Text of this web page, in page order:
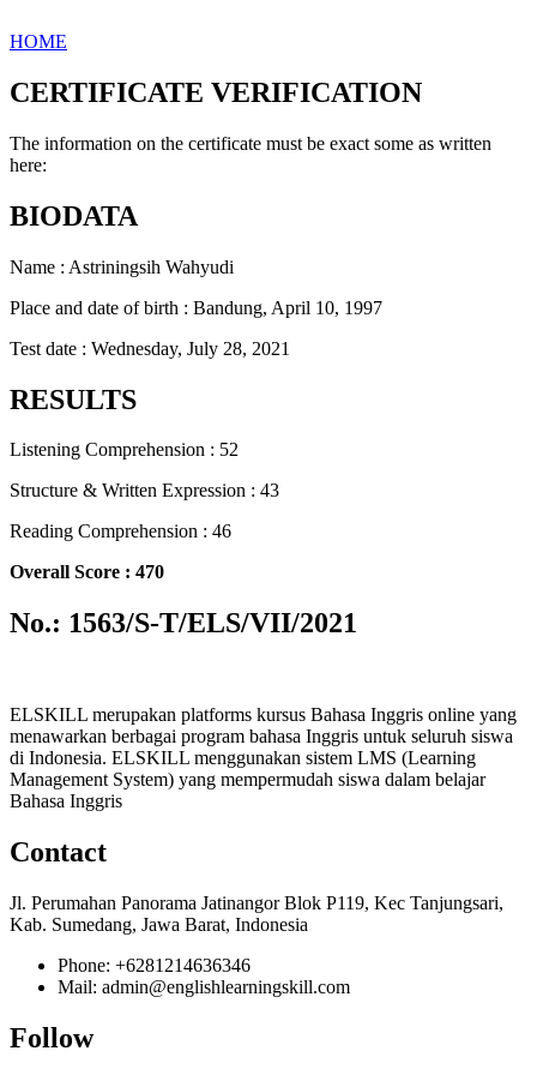
HOME
CERTIFICATE VERIFICATION
The information on the certificate must be exact some as written
here:
BIODATA
Name : Astriningsih Wahyudi
Place and date of birth : Bandung, April 10, 1997
Test date : Wednesday, July 28, 2021
RESULTS
Listening Comprehension : 52
Structure & Written Expression : 43
Reading Comprehension : 46
Overall Score : 470
No.: 1563/S-T/ELS/VII/2021
ELSKILL merupakan platforms kursus Bahasa Inggris online yang
menawarkan berbagai program bahasa Inggris untuk seluruh siswa
di Indonesia. ELSKILL menggunakan sistem LMS (Learning
Management System) yang mempermudah siswa dalam belajar
Bahasa Inggris
Contact
Jl. Perumahan Panorama Jatinangor Blok P119, Kec Tanjungsari,
Kab. Sumedang, Jawa Barat, Indonesia
Phone: +6281214636346
Mail: admin@englishlearningskill.com
Follow